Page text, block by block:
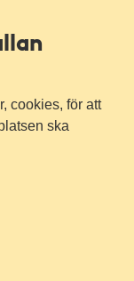
cookies, för att
ska